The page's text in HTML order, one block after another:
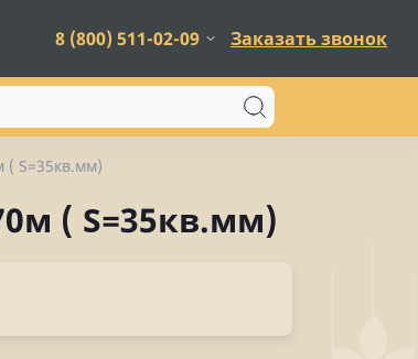
8 (800) 511-02-09 Заказать звонок
S=35кв.мм)
( S=35кв.мм)